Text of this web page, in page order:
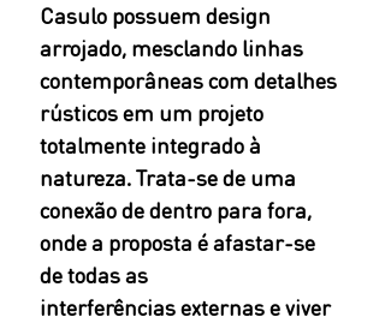
Casulo possuem design
arrojado, mesclando linhas
contemporâneas com detalhes
rústicos em um projeto
totalmente integrado à
natureza. Trata-se de uma
conexão de dentro para fora,
onde a proposta é afastar-se
de todas as
interferências externas e viver